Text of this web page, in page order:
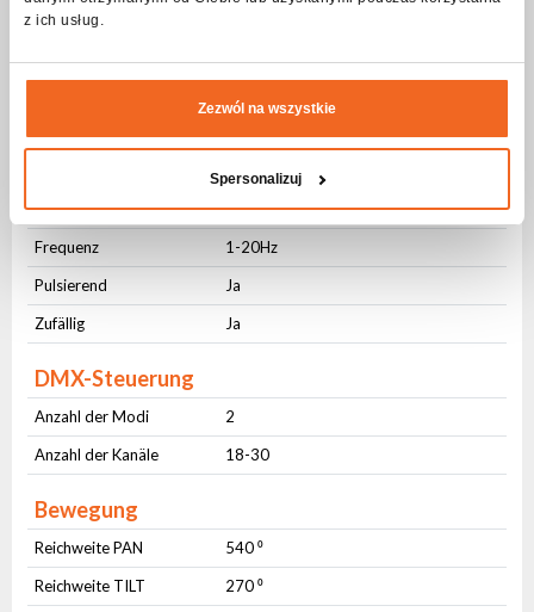
z ich usług.
Zezwól na wszystkie
Spersonalizuj
ZOOM
ZOOM Motorisiert (8 Bit)
Abstrahlwinkel Zmienny (15-50 ⁰)
Strobe – Frequenz
Frequenz
1-20Hz
Pulsierend
Ja
Zufällig
Ja
DMX-Steuerung
Anzahl der Modi
2
Anzahl der Kanäle
18-30
Bewegung
Reichweite PAN
540 ⁰
Reichweite TILT
270 ⁰